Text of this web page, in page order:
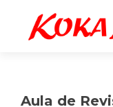
Aula de